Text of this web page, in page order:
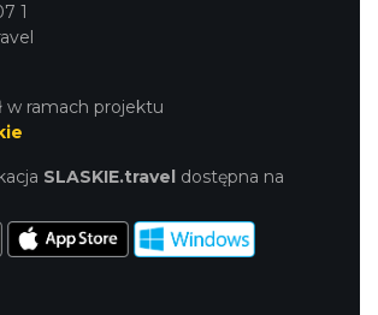
1
w ramach projektu
SLASKIE.travel dostępna na